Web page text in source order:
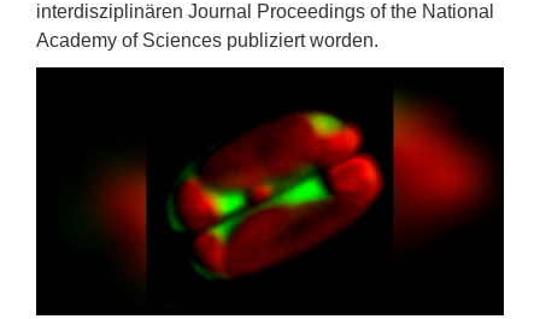
interdisziplinären Journal Proceedings of the National
Academy of Sciences publiziert worden.